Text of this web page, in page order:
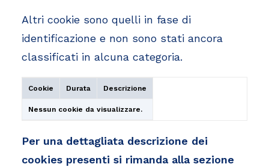
Altri cookie sono quelli in fase di
identificazione e non sono stati ancora
classificati in alcuna categoria.
Cookie Durata Descrizione
Nessun cookie da visualizzare.
Per una dettagliata descrizione dei
cookies presenti si rimanda alla sezione